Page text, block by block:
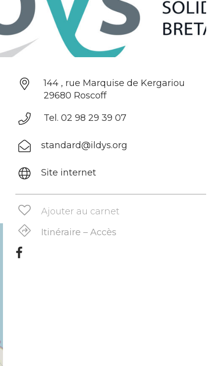
144 , rue Marquise de Kergariou
29680 Roscoff
Tel. 02 98 29 39 07
standard@ildys.org
Site internet
Ajouter au carnet
Itinéraire – Accès